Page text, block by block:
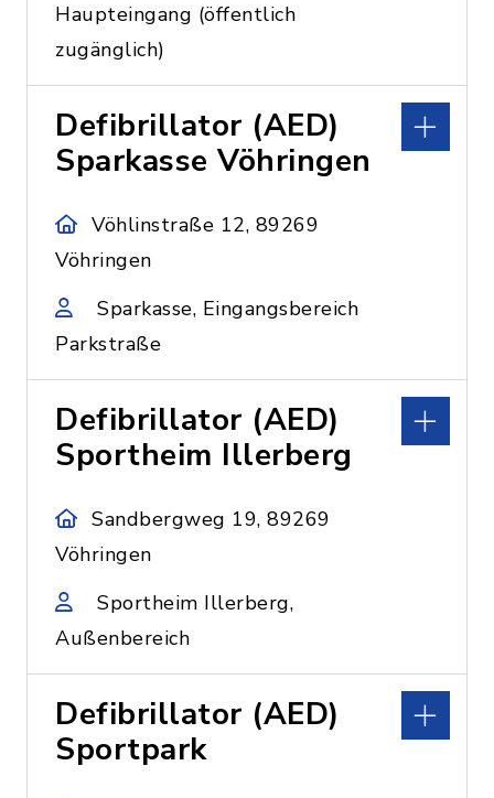
Haupteingang (öffentlich
zugänglich)
Defibrillator (AED)
Sparkasse Vöhringen
Vöhlinstraße 12, 89269
Vöhringen
Sparkasse, Eingangsbereich
Parkstraße
Defibrillator (AED)
Sportheim Illerberg
Sandbergweg 19, 89269
Vöhringen
Sportheim Illerberg,
Außenbereich
Defibrillator (AED)
Sportpark